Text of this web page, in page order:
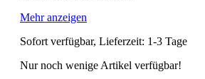
Mehr anzeigen
Sofort verfügbar, Lieferzeit: 1-3 Tage
Nur noch wenige Artikel verfügbar!